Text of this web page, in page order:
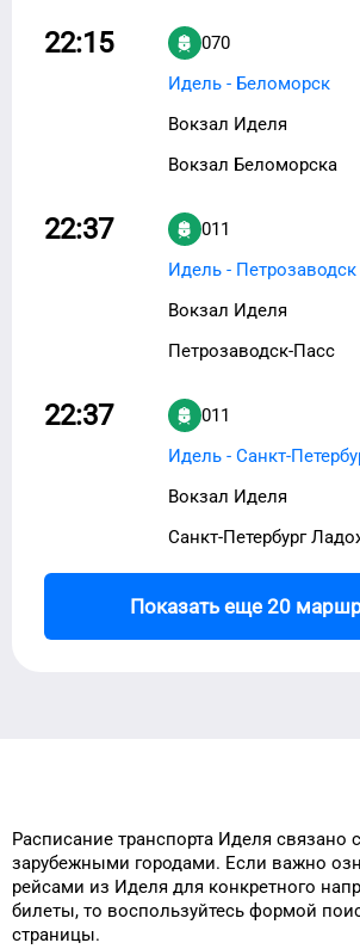
22:15
070
Идель - Беломорск
Вокзал Иделя
Вокзал Беломорска
22:37
011
Идель - Петрозаводск
Вокзал Иделя
Петрозаводск-Пасс
22:37
011
Идель - Санкт-
Вокзал Иделя
Санкт-Петербург
Показать еще 20
Расписание транспорта Иделя связано
зарубежными городами. Если важно
рейсами из Иделя для конкретного
билеты, то воспользуйтесь формой
страницы.